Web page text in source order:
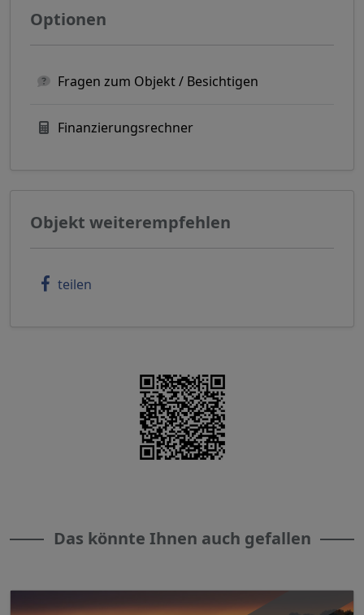
Optionen
Fragen zum Objekt / Besichtigen
Finanzierungsrechner
Objekt weiterempfehlen
teilen
Das könnte Ihnen auch gefallen